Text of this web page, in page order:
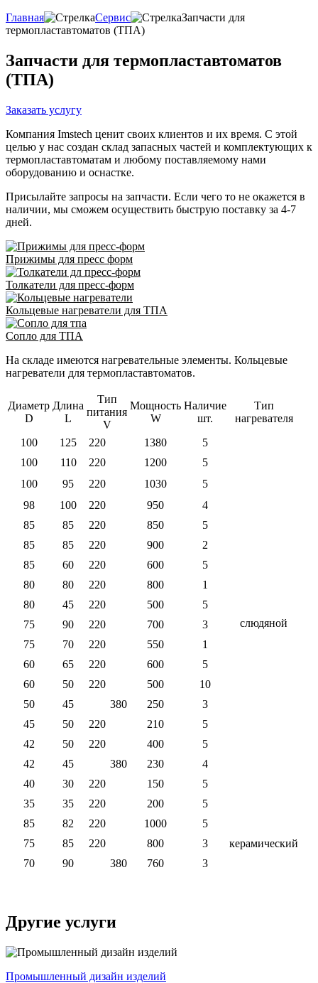
Главная
Сервис
Запчасти для
термопластавтоматов (ТПА)
Запчасти для термопластавтоматов
(ТПА)
Заказать услугу
Компания Imstech ценит своих клиентов и их время. С этой
целью у нас создан склад запасных частей и комплектующих к
термопластавтоматам и любому поставляемому нами
оборудованию и оснастке.
Присылайте запросы на запчасти. Если чего то не окажется в
наличии, мы сможем осуществить быструю поставку за 4-7
дней.
Прижимы для пресс форм
Толкатели для пресс-форм
Кольцевые нагреватели для ТПА
Сопло для ТПА
На складе имеются нагревательные элементы. Кольцевые
нагреватели для термопластавтоматов.
Диаметр
D
Длина
L
Тип
питания
V
Мощность
W
Наличие
шт.
Тип
нагревателя
100
125 220 1380 5
слюдяной
100 110 220 1200
5
100
95 220 1030
5
98
100 220 950
4
85
85 220 850
5
85
85 220 900
2
85
60 220 600
5
80
80 220 800
1
80
45 220 500
5
75
90 220 700
3
75
70 220 550
1
60
65 220 600
5
60
50 220 500
10
50
45 380 250
3
45
50 220 210
5
42
50 220 400
5
42
45 380 230
4
40
30 220 150
5
35
35 220 200
5
85
82 220 1000
5
керамический
75 85 220 800
3
70
90 380 760 3
Другие услуги
Промышленный дизайн изделий